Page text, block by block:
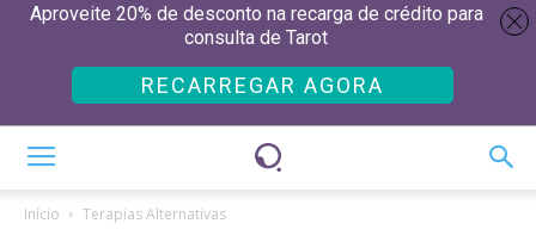
Início Terapias Alternativas
Aproveite 20% de desconto na recarga de crédito para
consulta de Tarot
RECARREGAR AGORA